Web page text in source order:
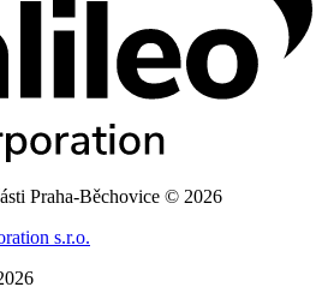
Praha-Běchovice © 2026
s.r.o.